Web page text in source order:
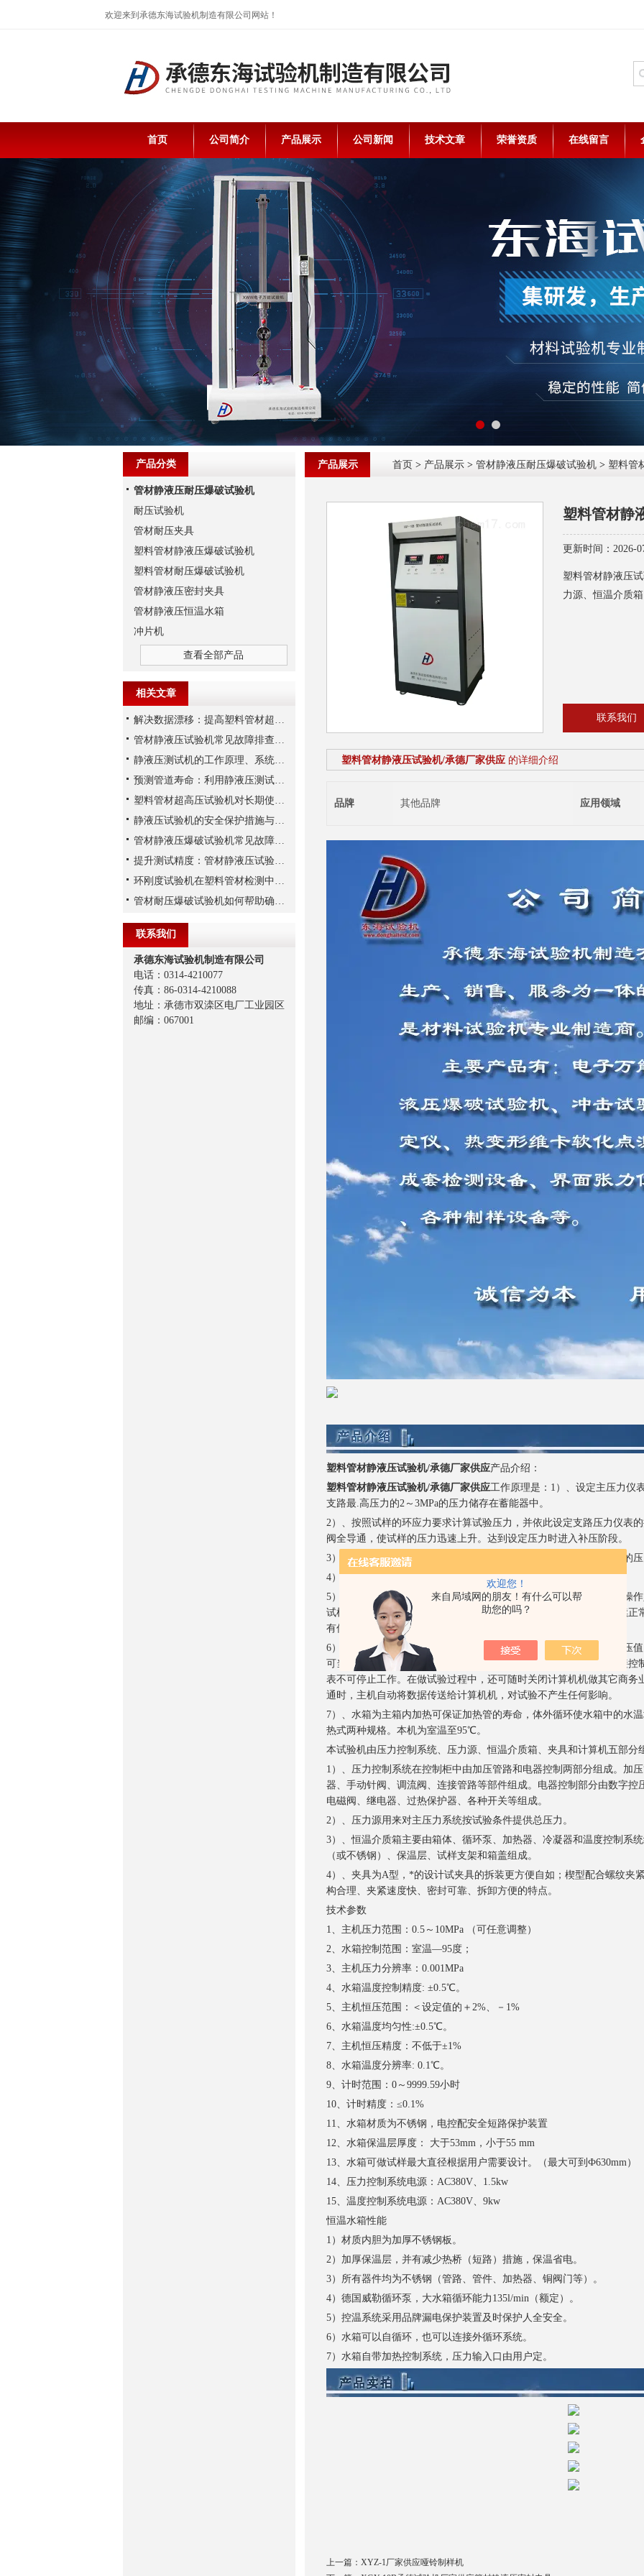
欢迎您！
来自局域网的朋友！有什么可以帮
助您的吗？
欢迎来到承德东海试验机制造有限公司网站！
首页 公司简介 产品展示 公司新闻 技术文章 荣誉资质 在线留言
产品展示 首页 > 产品展示 > 管材静液压耐压爆破试验机 > 塑料管
塑料管材静
更新时间：2026-
塑料管材静液压
力源、恒温介质
联系我们
塑料管材静液压试验机/承德厂家供应 的详细介绍
品牌 其他品牌 应用领域
塑料管材静液压试验机/承德厂家供应产品介绍：
塑料管材静液压试验机/承德厂家供应工作原理是：1）、设定主压力仪
支路最.高压力的2～3MPa的压力储存在蓄能器中。
2）、按照试样的环应力要求计算试验压力，并依此设定支路压力仪表
阀全导通，使试样的压力迅速上升。达到设定压力时进入补压阶段。
3）、补压阶段时电磁阀依据仪表数据断续导通，使压力源蓄能器中的
4）、压力源的压力下降到设定压力下*，柱赛泵启动工作到上*停止。
5）、本机同时具有运行、停止、渗漏预警、破裂识别等功能，实现操
试样出现渗漏、破裂时自动报警并自动关闭该路，其它各路试验继续
有优良的性能价格比，是替代进口的理想产品。
6）、该机有串口可外配计算机，绘制压力时间曲线，可实时查询控压
可当计算机机停止工作时，仪表仍然可继续工作。但计算机机不直接
表不可停止工作。在做试验过程中，还可随时关闭计算机机做其它商
通时，主机自动将数据传送给计算机机，对试验不产生任何影响。
7）、水箱为主箱内加热可保证加热管的寿命，体外循环使水箱中的水
热式两种规格。本机为室温至95℃。
本试验机由压力控制系统、压力源、恒温介质箱、夹具和计算机五部分
1）、压力控制系统在控制柜中由加压管路和电器控制两部分组成。加
器、手动针阀、调流阀、连接管路等部件组成。电器控制部分由数字
电磁阀、继电器、过热保护器、各种开关等组成。
2）、压力源用来对主压力系统按试验条件提供总压力。
3）、恒温介质箱主要由箱体、循环泵、加热器、冷凝器和温度控制系
（或不锈钢）、保温层、试样支架和箱盖组成。
4）、夹具为A型，*的设计试夹具的拆装更方便自如；楔型配合螺纹夹
构合理、夹紧速度快、密封可靠、拆卸方便的特点。
技术参数
1、主机压力范围：0.5～10MPa （可任意调整）
2、水箱控制范围：室温—95度；
3、主机压力分辨率：0.001MPa
4、水箱温度控制精度: ±0.5℃。
5、主机恒压范围：＜设定值的＋2%、－1%
6、水箱温度均匀性:±0.5℃。
7、主机恒压精度：不低于±1%
8、水箱温度分辨率: 0.1℃。
9、计时范围：0～9999.59小时
10、计时精度：≤0.1%
11、水箱材质为不锈钢，电控配安全短路保护装置
12、水箱保温层厚度： 大于53mm，小于55 mm
13、水箱可做试样最大直径根据用户需要设计。（最大可到Ф630mm）
14、压力控制系统电源：AC380V、1.5kw
15、温度控制系统电源：AC380V、9kw
恒温水箱性能
1）材质内胆为加厚不锈钢板。
2）加厚保温层，并有减少热桥（短路）措施，保温省电。
3）所有器件均为不锈钢（管路、管件、加热器、铜阀门等）。
4）德国威勒循环泵，大水箱循环能力135l/min（额定）。
5）控温系统采用品牌漏电保护装置及时保护人全安全。
6）水箱可以自循环，也可以连接外循环系统。
7）水箱自带加热控制系统，压力输入口由用户定。
上一篇： XYZ-1厂家供应哑铃制样机
产品分类
管材静液压耐压爆破试验机
耐压试验机
管材耐压夹具
塑料管材静液压爆破试验机
塑料管材耐压爆破试验机
管材静液压密封夹具
管材静液压恒温水箱
冲片机
查看全部产品
相关文章
解决数据漂移：提高塑料管材超高压试验机压力传感器稳定性的三大措施
管材静液压试验机常见故障排查及液压系统维护实务
静液压测试机的工作原理、系统构成与技术参数详解
预测管道寿命：利用静液压测试机进行长期静液压强度试验
塑料管材超高压试验机对长期使用性能的预测能力分析
静液压试验机的安全保护措施与操作注意事项
管材静液压爆破试验机常见故障的检查方法
提升测试精度：管材静液压试验机校准的关键步骤
环刚度试验机在塑料管材检测中的试样制备与夹具选用规范
管材耐压爆破试验机如何帮助确保管道的安全运行？
联系我们
承德东海试验机制造有限公司
电话：0314-4210077
传真：86-0314-4210088
地址：承德市双滦区电厂工业园区
邮编：067001